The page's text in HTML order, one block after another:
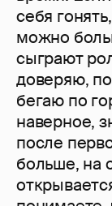
себя
можно
сыграют
доверяю,
бегаю по
наверное,
после
больше, на